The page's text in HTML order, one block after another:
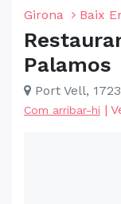
Girona Baix
Palamos
Port Vell,
Com arribar-hi |